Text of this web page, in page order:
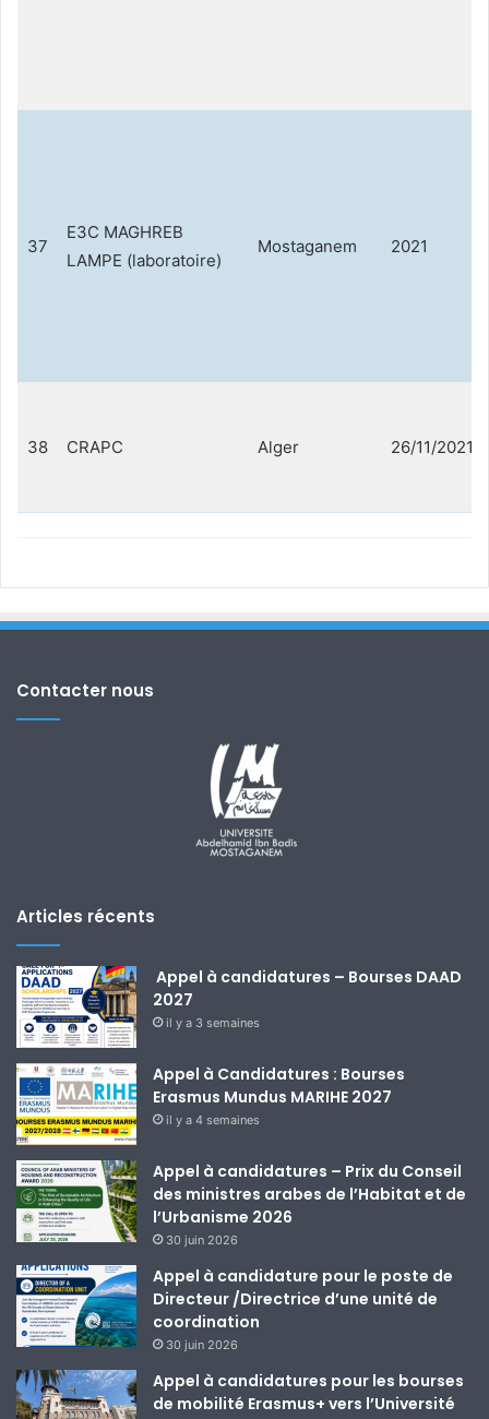
37
E3C MAGHREB
LAMPE (laboratoire)
Mostaganem 2021
38 CRAPC Alger 26/11/2021
Contacter nous
Articles récents
Appel à candidatures – Bourses DAAD
2027
il y a 3 semaines
Appel à Candidatures : Bourses
Erasmus Mundus MARIHE 2027
il y a 4 semaines
Appel à candidatures – Prix du Conseil
des ministres arabes de l’Habitat et de
l’Urbanisme 2026
30 juin 2026
Appel à candidature pour le poste de
Directeur /Directrice d’une unité de
coordination
30 juin 2026
Appel à candidatures pour les bourses
de mobilité Erasmus+ vers l’Université